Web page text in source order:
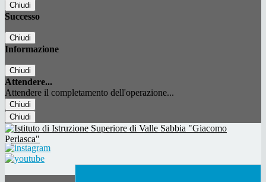
Chiudi
Successo
Chiudi
Informazione
Chiudi
Attendere...
Attendere il completamento dell'operazione...
Chiudi
Chiudi